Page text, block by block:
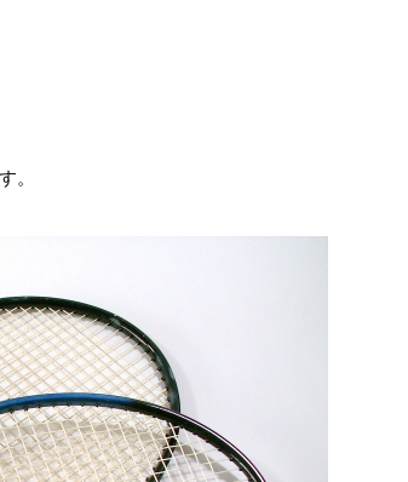
。
木製バットが折れても心配し
ないで！